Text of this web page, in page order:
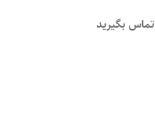
تماس بگیرید